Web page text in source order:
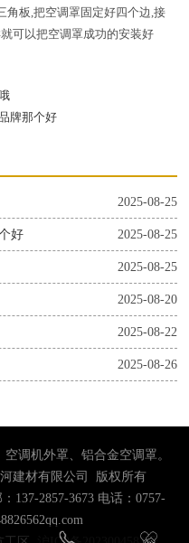
角板,把空调罩固定好四个边,接
可以把空调罩成功的安装好
牌那个好
2025-08-25
2025-08-25
好
2025-08-25
2025-08-20
2025-08-22
2025-08-26
调机外罩、铝合金空调罩。
建材有限公司 版权所有
137-2857-3673 电话：0757-